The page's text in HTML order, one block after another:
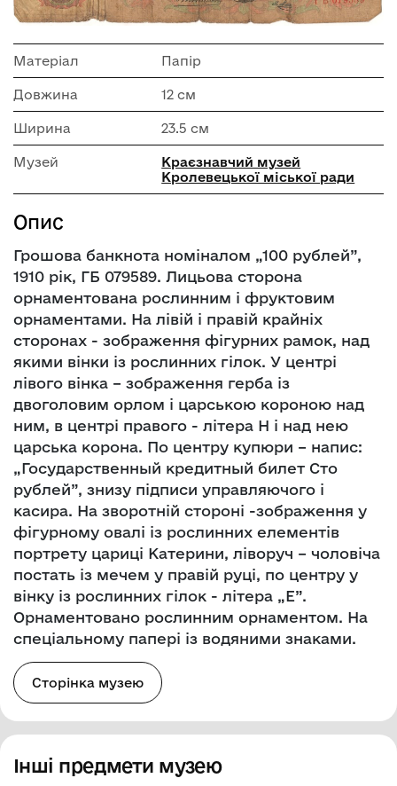
Матеріал Папір
Довжина 12 см
Ширина 23.5 см
Музей
Краєзнавчий музей
Кролевецької міської ради
Опис
Грошова банкнота номіналом „100 рублей”,
1910 рік, ГБ 079589. Лицьова сторона
орнаментована рослинним і фруктовим
орнаментами. На лівій і правій крайніх
сторонах - зображення фігурних рамок, над
якими вінки із рослинних гілок. У центрі
лівого вінка – зображення герба із
двоголовим орлом і царською короною над
ним, в центрі правого - літера Н і над нею
царська корона. По центру купюри – напис:
„Государственный кредитный билет Сто
рублей”, знизу підписи управляючого і
касира. На зворотній стороні -зображення у
фігурному овалі із рослинних елементів
портрету цариці Катерини, ліворуч – чоловіча
постать із мечем у правій руці, по центру у
вінку із рослинних гілок - літера „Е”.
Орнаментовано рослинним орнаментом. На
спеціальному папері із водяними знаками.
Сторінка музею
Інші предмети музею